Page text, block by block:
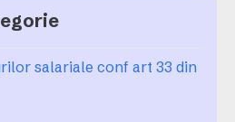
salariale conf art 33 din